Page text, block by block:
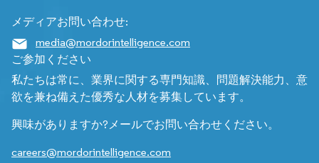
メディアお問い合わせ:
media@mordorintelligence.com
ご参加ください
私たちは常に、業界に関する専門知識、問題解決能力、意
欲を兼ね備えた優秀な人材を募集しています。
興味がありますか?メールでお問い合わせください。
careers@mordorintelligence.com